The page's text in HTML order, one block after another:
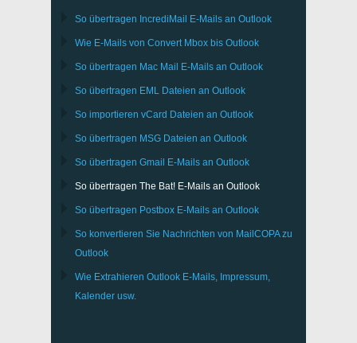
So übertragen IncrediMail E-Mails an Outlook
Wie E-Mails von Convert Mbox bis Outlook
So übertragen Mac Mail E-Mails an Outlook
So übertragen EML Dateien an Outlook
So importieren vCard Dateien an Outlook
So übertragen MSG Dateien an Outlook
So übertragen Gmail E-Mails an Outlook
So übertragen The Bat! E-Mails an Outlook
So übertragen Postbox E-Mails an Outlook
So konvertieren Sie Nachrichten von MailCOPAzu
Outlook
Wie Extrahieren Outlook E-Mails, Impressum,
Kalender usw.